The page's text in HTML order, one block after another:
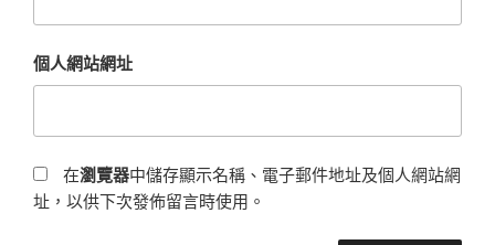
個人網站網址
在瀏覽器中儲存顯示名稱、電子郵件地址及個人網站網
址，以供下次發佈留言時使用。